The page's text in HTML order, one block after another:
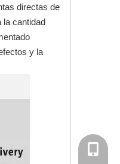
directas de
la cantidad
y la
+ 86-